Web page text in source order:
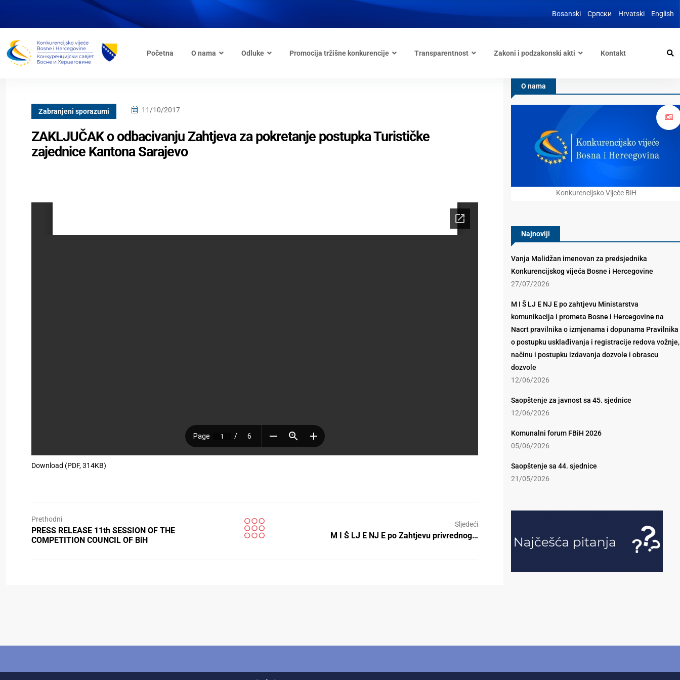
Bosanski Српски Hrvatski English
Početna O nama Odluke Promocija tržišne konkurencije Transparentnost Zakoni i podzakonski akti Kontakt
Zabranjeni sporazumi 11/10/2017
ZAKLJUČAK o odbacivanju Zahtjeva za pokretanje postupka Turističke
zajednice Kantona Sarajevo
Download (PDF, 314KB)
Prethodni
PRESS RELEASE 11th SESSION OF THE
COMPETITION COUNCIL OF BiH
Sljedeći
M I Š LJ E NJ E po Zahtjevu privrednog…
O nama
Konkurencijsko Vijeće BiH
Najnoviji
Vanja Malidžan imenovan za predsjednika
Konkurencijskog vijeća Bosne i Hercegovine
27/07/2026
M I Š LJ E NJ E po zahtjevu Ministarstva
komunikacija i prometa Bosne i Hercegovine na
Nacrt pravilnika o izmjenama i dopunama Pravilnika
o postupku usklađivanja i registracije redova vožnje,
načinu i postupku izdavanja dozvole i obrascu
dozvole
12/06/2026
Saopštenje za javnost sa 45. sjednice
12/06/2026
Komunalni forum FBiH 2026
05/06/2026
Saopštenje sa 44. sjednice
21/05/2026